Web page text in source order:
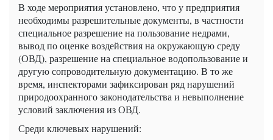
В ходе мероприятия установлено, что у предприятия
необходимы разрешительные документы, в частности
специальное разрешение на пользование недрами,
вывод по оценке воздействия на окружающую среду
(ОВД), разрешение на специальное водопользование и
другую сопроводительную документацию. В то же
время, инспекторами зафиксирован ряд нарушений
природоохранного законодательства и невыполнение
условий заключения из ОВД.
Среди ключевых нарушений: